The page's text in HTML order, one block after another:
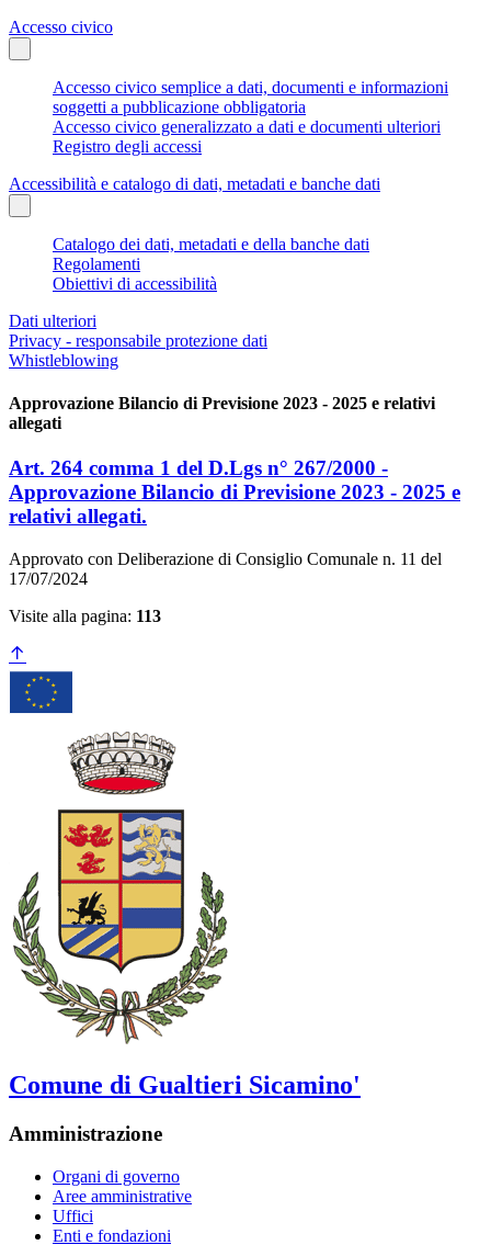
Accesso civico
Accesso civico semplice a dati, documenti e informazioni
soggetti a pubblicazione obbligatoria
Accesso civico generalizzato a dati e documenti ulteriori
Registro degli accessi
Accessibilità e catalogo di dati, metadati e banche dati
Catalogo dei dati, metadati e della banche dati
Regolamenti
Obiettivi di accessibilità
Dati ulteriori
Privacy - responsabile protezione dati
Whistleblowing
Approvazione Bilancio di Previsione 2023 - 2025 e relativi
allegati
Art. 264 comma 1 del D.Lgs n° 267/2000 -
Approvazione Bilancio di Previsione 2023 - 2025 e
relativi allegati.
Approvato con Deliberazione di Consiglio Comunale n. 11 del
17/07/2024
Visite alla pagina: 113
Comune di Gualtieri Sicamino'
Amministrazione
Organi di governo
Aree amministrative
Uffici
Enti e fondazioni